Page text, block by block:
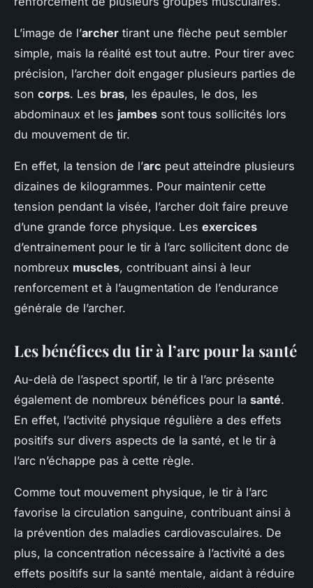
L’image de l’archer tirant une flèche peut sembler
simple, mais la réalité est tout autre. Pour tirer avec
précision, l’archer doit engager plusieurs parties de
son corps. Les bras, les épaules, le dos, les
abdominaux et les jambes sont tous sollicités lors
du mouvement de tir.
En effet, la tension de l’arc peut atteindre plusieurs
dizaines de kilogrammes. Pour maintenir cette
tension pendant la visée, l’archer doit faire preuve
d’une grande force physique. Les exercices
d’entrainement pour le tir à l’arc sollicitent donc de
nombreux muscles, contribuant ainsi à leur
renforcement et à l’augmentation de l’endurance
générale de l’archer.
Les bénéfices du tir à l’arc pour la santé
Au-delà de l’aspect sportif, le tir à l’arc présente
également de nombreux bénéfices pour la santé.
En effet, l’activité physique régulière a des effets
positifs sur divers aspects de la santé, et le tir à
l’arc n’échappe pas à cette règle.
Comme tout mouvement physique, le tir à l’arc
favorise la circulation sanguine, contribuant ainsi à
la prévention des maladies cardiovasculaires. De
plus, la concentration nécessaire à l’activité a des
effets positifs sur la santé mentale, aidant à réduire